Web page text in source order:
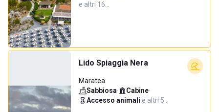
e altri 16…
Lido Spiaggia Nera
Maratea
Sabbiosa· Cabine·
Accesso animali·e altri 5…